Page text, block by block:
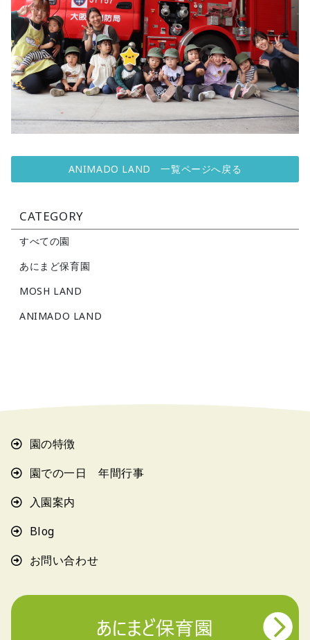
ANIMADO LAND 一覧ページへ戻る
CATEGORY
すべての園
あにまど保育園
MOSH LAND
ANIMADO LAND
園の特徴
園での一日 年間行事
入園案内
Blog
お問い合わせ